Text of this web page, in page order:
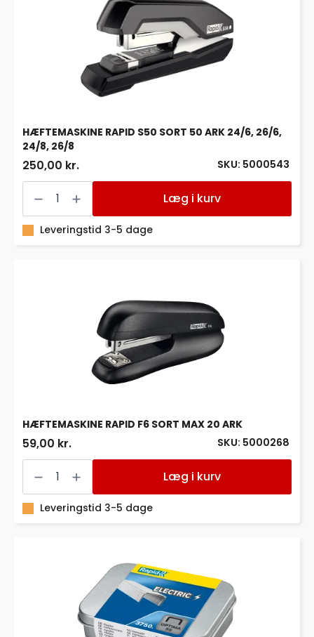
SKU: 5000543
HÆFTEMASKINE RAPID S50 SORT 50 ARK 24/6, 26/6,
24/8, 26/8
250,00 kr.
HÆFTEMASKINE
RAPID
SORT
Læg i kurv
Leveringstid 3-5 dage
SKU: 5000268
HÆFTEMASKINE RAPID F6 SORT MAX 20 ARK
59,00 kr.
HÆFTEMASKINE
RAPID
SORT
MAX
Læg i kurv
Leveringstid 3-5 dage